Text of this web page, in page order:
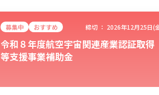
建設･不動産業 サービス業 医療･福祉 農業･林
募集中 おすすめ 締切 ： 2026年12月25日(
令和８年度航空宇宙関連産業認証取得
等支援事業補助金